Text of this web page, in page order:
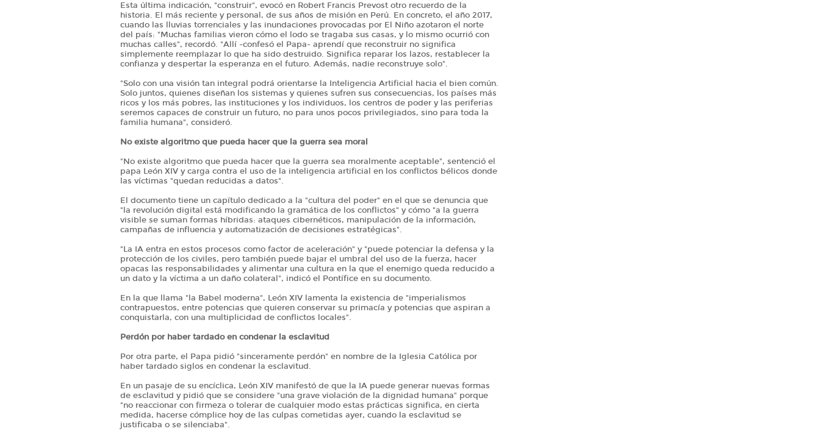
Esta última indicación, "construir", evocó en Robert Francis Prevost otro recuerdo de la
historia. El más reciente y personal, de sus años de misión en Perú. En concreto, el año 2017,
cuando las lluvias torrenciales y las inundaciones provocadas por El Niño azotaron el norte
del país: "Muchas familias vieron cómo el lodo se tragaba sus casas, y lo mismo ocurrió con
muchas calles", recordó. "Allí -confesó el Papa- aprendí que reconstruir no significa
simplemente reemplazar lo que ha sido destruido. Significa reparar los lazos, restablecer la
confianza y despertar la esperanza en el futuro. Además, nadie reconstruye solo".
"Solo con una visión tan integral podrá orientarse la Inteligencia Artificial hacia el bien común.
Solo juntos, quienes diseñan los sistemas y quienes sufren sus consecuencias, los países más
ricos y los más pobres, las instituciones y los individuos, los centros de poder y las periferias
seremos capaces de construir un futuro, no para unos pocos privilegiados, sino para toda la
familia humana", consideró.
No existe algoritmo que pueda hacer que la guerra sea moral
"No existe algoritmo que pueda hacer que la guerra sea moralmente aceptable", sentenció el
papa León XIV y carga contra el uso de la inteligencia artificial en los conflictos bélicos donde
las víctimas "quedan reducidas a datos".
El documento tiene un capítulo dedicado a la "cultura del poder" en el que se denuncia que
"la revolución digital está modificando la gramática de los conflictos" y cómo "a la guerra
visible se suman formas híbridas: ataques cibernéticos, manipulación de la información,
campañas de influencia y automatización de decisiones estratégicas".
"La IA entra en estos procesos como factor de aceleración" y "puede potenciar la defensa y la
protección de los civiles, pero también puede bajar el umbral del uso de la fuerza, hacer
opacas las responsabilidades y alimentar una cultura en la que el enemigo queda reducido a
un dato y la víctima a un daño colateral", indicó el Pontífice en su documento.
En la que llama "la Babel moderna", León XIV lamenta la existencia de "imperialismos
contrapuestos, entre potencias que quieren conservar su primacía y potencias que aspiran a
conquistarla, con una multiplicidad de conflictos locales".
Perdón por haber tardado en condenar la esclavitud
Por otra parte, el Papa pidió "sinceramente perdón" en nombre de la Iglesia Católica por
haber tardado siglos en condenar la esclavitud.
En un pasaje de su encíclica, León XIV manifestó de que la IA puede generar nuevas formas
de esclavitud y pidió que se considere "una grave violación de la dignidad humana" porque
"no reaccionar con firmeza o tolerar de cualquier modo estas prácticas significa, en cierta
medida, hacerse cómplice hoy de las culpas cometidas ayer, cuando la esclavitud se
justificaba o se silenciaba".